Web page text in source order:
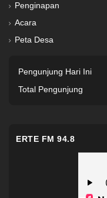
Penginapan
Acara
Peta Desa
Pengunjung Hari Ini
Total Pengunjung
ERTE FM 94.8